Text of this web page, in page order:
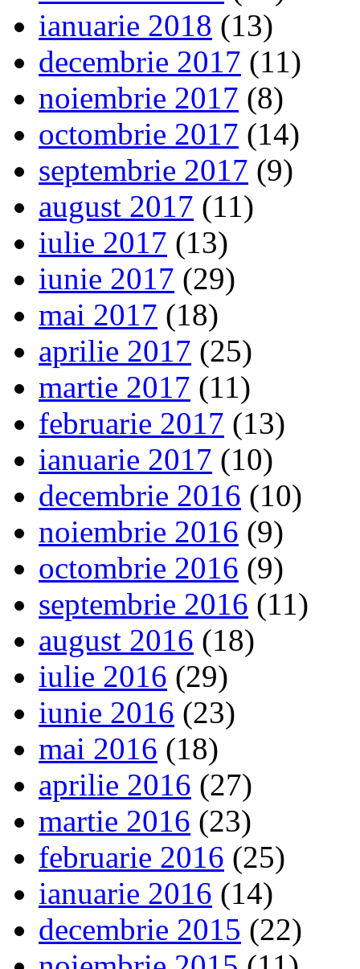
ianuarie 2018 (13)
decembrie 2017 (11)
noiembrie 2017 (8)
octombrie 2017 (14)
septembrie 2017 (9)
august 2017 (11)
iulie 2017 (13)
iunie 2017 (29)
mai 2017 (18)
aprilie 2017 (25)
martie 2017 (11)
februarie 2017 (13)
ianuarie 2017 (10)
decembrie 2016 (10)
noiembrie 2016 (9)
octombrie 2016 (9)
septembrie 2016 (11)
august 2016 (18)
iulie 2016 (29)
iunie 2016 (23)
mai 2016 (18)
aprilie 2016 (27)
martie 2016 (23)
februarie 2016 (25)
ianuarie 2016 (14)
decembrie 2015 (22)